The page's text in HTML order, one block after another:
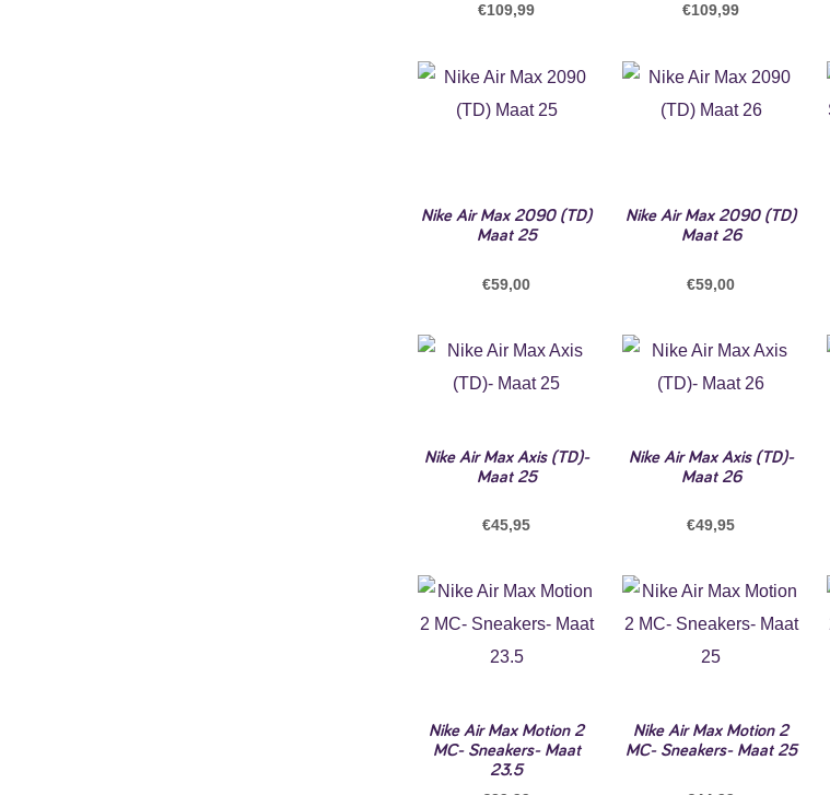
€109,99 €109,99
Nike Air Max 2090 (TD)
Maat 25
€59,00
Nike Air Max 2090 (TD)
Maat 26
€59,00
Nike Air Max Axis (TD)-
Maat 25
€45,95
Nike Air Max Axis (TD)-
Maat 26
€49,95
Nike Air Max Motion 2
MC- Sneakers- Maat
23.5
Nike Air Max Motion 2
MC- Sneakers- Maat 25